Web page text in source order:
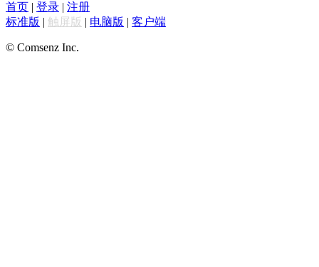
首页 | 登录 | 注册
标准版 | 触屏版 | 电脑版 | 客户端
© Comsenz Inc.